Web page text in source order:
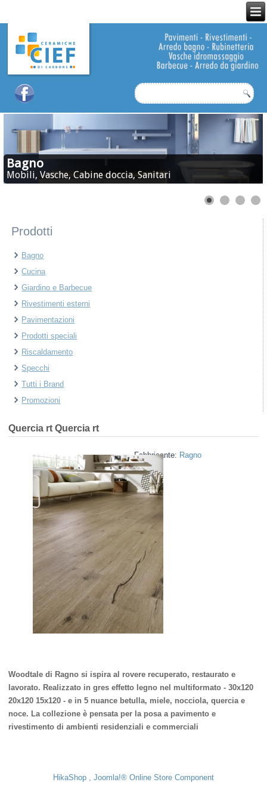
Bagno
Mobili, Vasche, Cabine doccia, Sanitari
Prodotti
Bagno
Cucina
Giardino e Barbecue
Rivestimenti esterni
Pavimentazioni
Prodotti speciali
Riscaldamento
Specchi
Tutti i Brand
Promozioni
Quercia rtQuercia rt
Fabbricante: Ragno
Woodtale di Ragno si ispira al rovere recuperato, restaurato e
lavorato. Realizzato in gres effetto legno nel multiformato - 30x120
20x120 15x120 - e in 5 nuance betulla, miele, nocciola, quercia e
noce. La collezione è pensata per la posa a pavimento e
rivestimento di ambienti residenziali e commerciali
HikaShop , Joomla!® Online Store Component